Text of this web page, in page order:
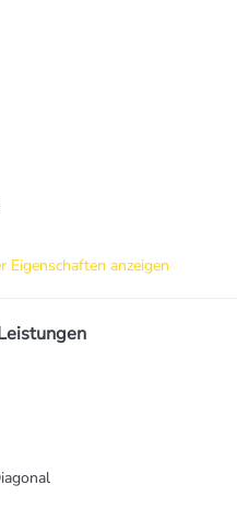
Eigenschaften anzeigen